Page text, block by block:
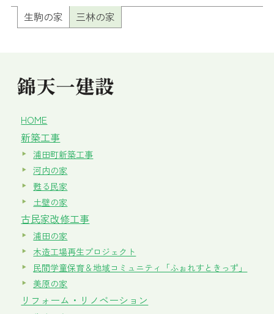
生駒の家 三林の家
HOME
新築工事
浦田町新築工事
河内の家
甦る民家
土壁の家
古民家改修工事
浦田の家
木造工場再生プロジェクト
民間学童保育＆地域コミュニティ「ふぉれすときっず」
美原の家
リフォーム・リノベーション